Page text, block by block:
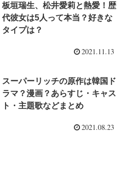
板垣瑞生、松井愛莉と熱愛！歴
代彼女は5人って本当？好きな
タイプは？
2021.11.13
スーパーリッチの原作は韓国ド
ラマ？漫画？あらすじ・キャス
ト・主題歌などまとめ
2021.08.23